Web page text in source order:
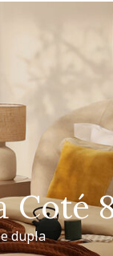
Coté
dupla